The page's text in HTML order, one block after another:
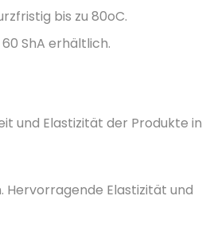
bis zu 80oC.
ShA erhältlich.
und Elastizität der Produkte in
Elastizität und